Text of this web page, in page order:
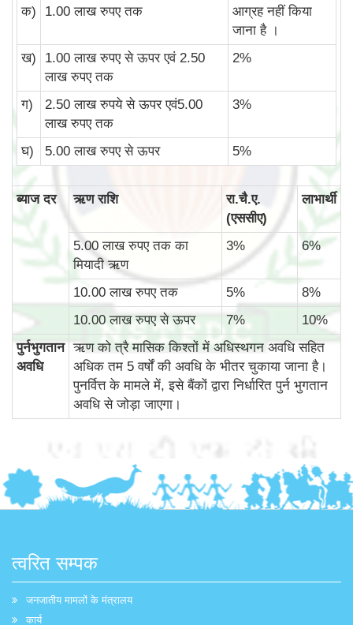
क)
1.00 लाख रुपए तक
आग्रह नहीं किया
जाना है ।
ख)
1.00 लाख रुपए से ऊपर एवं 2.50
लाख रुपए तक
2%
ग)
2.50 लाख रुपये से ऊपर एवं5.00
लाख रुपए तक
3%
घ) 5.00 लाख रुपए से ऊपर 5%
ब्‍याज दर ऋण राशि
रा.चै.ए.
(एससीए)
लाभार्थी
5.00 लाख रुपए तक का
मियादी ऋण
3% 6%
10.00 लाख रुपए तक 5%
8%
10.00 लाख रुपए से ऊपर
7%
10%
पुर्नभुगतान
अवधि
ऋण को त्रै मासिक किश्तों में अधिस्थगन अवधि सहित
अधिक तम 5 वर्षों की अवधि के भीतर चुकाया जाना है।
पुनर्वित्त के मामले में, इसे बैंकों द्वारा निर्धारित पुर्न भुगतान
अवधि से जोड़ा जाएगा।
त्वरित सम्पक
जनजातीय मामलों के मंत्रालय
कार्य